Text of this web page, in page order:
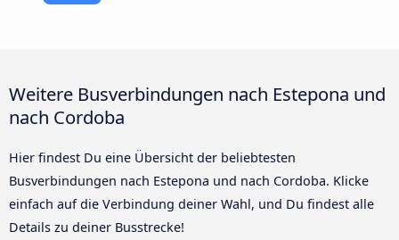
Weitere Busverbindungen nach Estepona und
nach Cordoba
Hier findest Du eine Übersicht der beliebtesten
Busverbindungen nach Estepona und nach Cordoba. Klicke
einfach auf die Verbindung deiner Wahl, und Du findest alle
Details zu deiner Busstrecke!